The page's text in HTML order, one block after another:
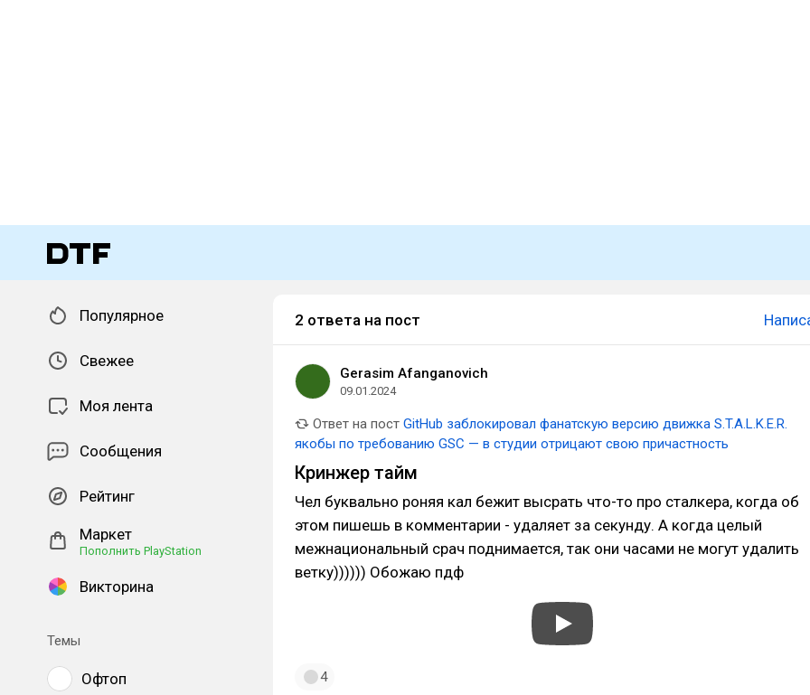
Популярное
Свежее
Моя лента
Сообщения
Рейтинг
Маркет
Пополнить PlayStation
Викторина
Темы
Офтоп
2 ответа на пост
Gerasim Afanganovich
09.01.2024
Ответ на пост GitHub заблокировал фанатскую версию движка S.T.A.L.K.E.R.
якобы по требованию GSC — в студии отрицают свою причастность
Кринжер тайм
Чел буквально роняя кал бежит высрать что-то про сталкера, когда об
этом пишешь в комментарии - удаляет за секунду. А когда целый
межнациональный срач поднимается, так они часами не могут удалить
ветку)))))) Обожаю пдф
4